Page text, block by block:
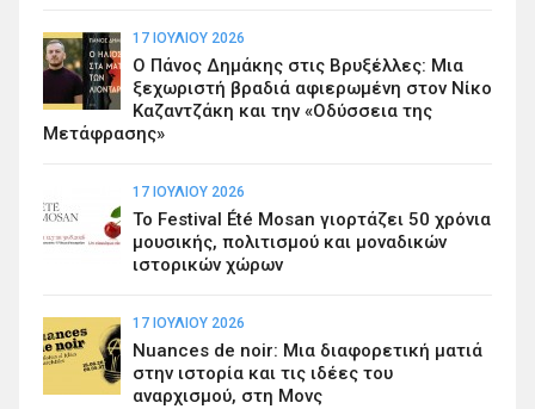
17 ΙΟΥΛΊΟΥ 2026
Ο Πάνος Δημάκης στις Βρυξέλλες: Μια
ξεχωριστή βραδιά αφιερωμένη στον Νίκο
Καζαντζάκη και την «Οδύσσεια της
Μετάφρασης»
17 ΙΟΥΛΊΟΥ 2026
Το Festival Été Mosan γιορτάζει 50 χρόνια
μουσικής, πολιτισμού και μοναδικών
ιστορικών χώρων
17 ΙΟΥΛΊΟΥ 2026
Nuances de noir: Μια διαφορετική ματιά
στην ιστορία και τις ιδέες του
αναρχισμού, στη Μονς